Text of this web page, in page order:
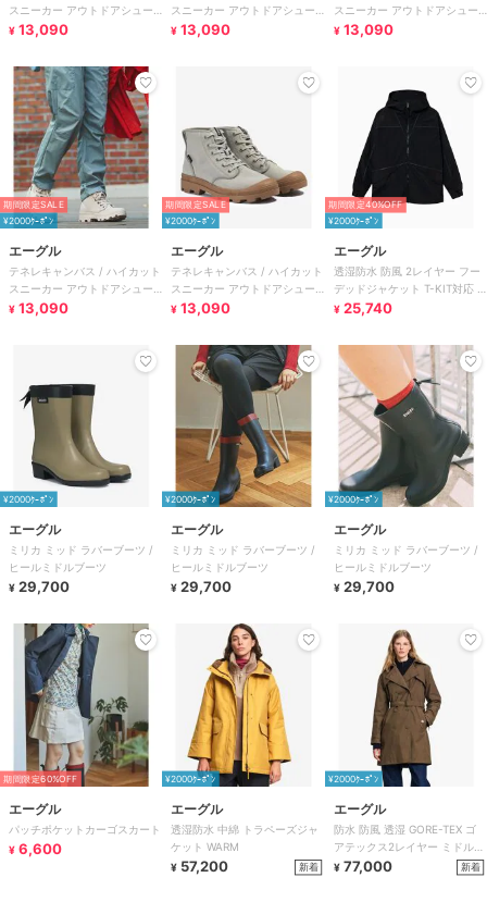
スニーカー アウトドアシュー
ズ
¥ 13,090
スニーカー アウトドアシュー
ズ
¥ 13,090
スニーカー アウトドアシュー
ズ
¥ 13,090
期間限定SALE
¥2000ｸｰﾎﾟﾝ
エーグル
テネレキャンバス / ハイカット
スニーカー アウトドアシュー
ズ
¥ 13,090
期間限定SALE
¥2000ｸｰﾎﾟﾝ
エーグル
テネレキャンバス / ハイカット
スニーカー アウトドアシュー
ズ
¥ 13,090
期間限定40%OFF
¥2000ｸｰﾎﾟﾝ
エーグル
透湿防水 防風 2レイヤー フー
デッドジャケット T-KIT対応 /
マウンテンパーカー
¥ 25,740
¥2000ｸｰﾎﾟﾝ
エーグル
ミリカ ミッド ラバーブーツ /
ヒールミドルブーツ
¥ 29,700
¥2000ｸｰﾎﾟﾝ
エーグル
ミリカ ミッド ラバーブーツ /
ヒールミドルブーツ
¥ 29,700
¥2000ｸｰﾎﾟﾝ
エーグル
ミリカ ミッド ラバーブーツ /
ヒールミドルブーツ
¥ 29,700
期間限定60%OFF
エーグル
パッチポケットカーゴスカート
¥ 6,600
¥2000ｸｰﾎﾟﾝ
エーグル
透湿防水 中綿 トラペーズジャ
ケット WARM
¥ 57,200 新着
¥2000ｸｰﾎﾟﾝ
エーグル
防水 防風 透湿 GORE-TEX ゴ
アテックス2レイヤー ミドル丈
トレンチコート
¥ 77,000 新着